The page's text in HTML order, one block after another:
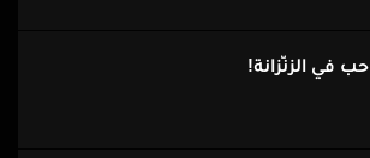
حب فِي الزّنزانة!